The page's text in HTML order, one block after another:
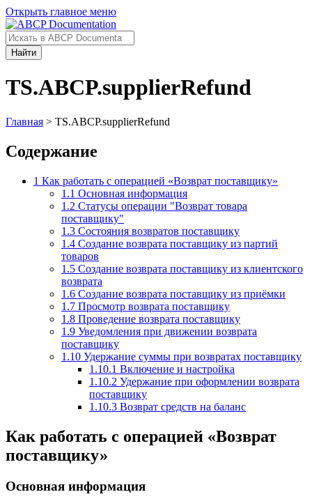
Открыть главное меню
Найти
TS.ABCP.supplierRefund
Главная > TS.ABCP.supplierRefund
Содержание
1 Как работать с операцией «Возврат поставщику»
1.1 Основная информация
1.2 Статусы операции "Возврат товара
поставщику"
1.3 Состояния возвратов поставщику
1.4 Создание возврата поставщику из партий
товаров
1.5 Создание возврата поставщику из клиентского
возврата
1.6 Создание возврата поставщику из приёмки
1.7 Просмотр возврата поставщику
1.8 Проведение возврата поставщику
1.9 Уведомления при движении возврата
поставщику
1.10 Удержание суммы при возвратах поставщику
1.10.1 Включение и настройка
1.10.2 Удержание при оформлении возврата
поставщику
1.10.3 Возврат средств на баланс
Как работать с операцией «Возврат
поставщику»
Основная информация